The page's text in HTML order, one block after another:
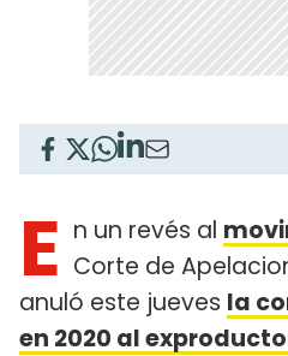
E n un revés al
Corte de
anuló este jueves la
en 2020 al